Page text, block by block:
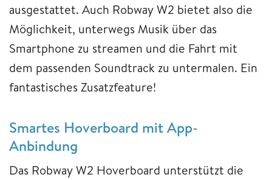
ausgestattet. Auch Robway W2 bietet also die
Möglichkeit, unterwegs Musik über das
Smartphone zu streamen und die Fahrt mit
dem passenden Soundtrack zu untermalen. Ein
fantastisches Zusatzfeature!
Smartes Hoverboard mit App-
Anbindung
Das Robway W2 Hoverboard unterstützt die